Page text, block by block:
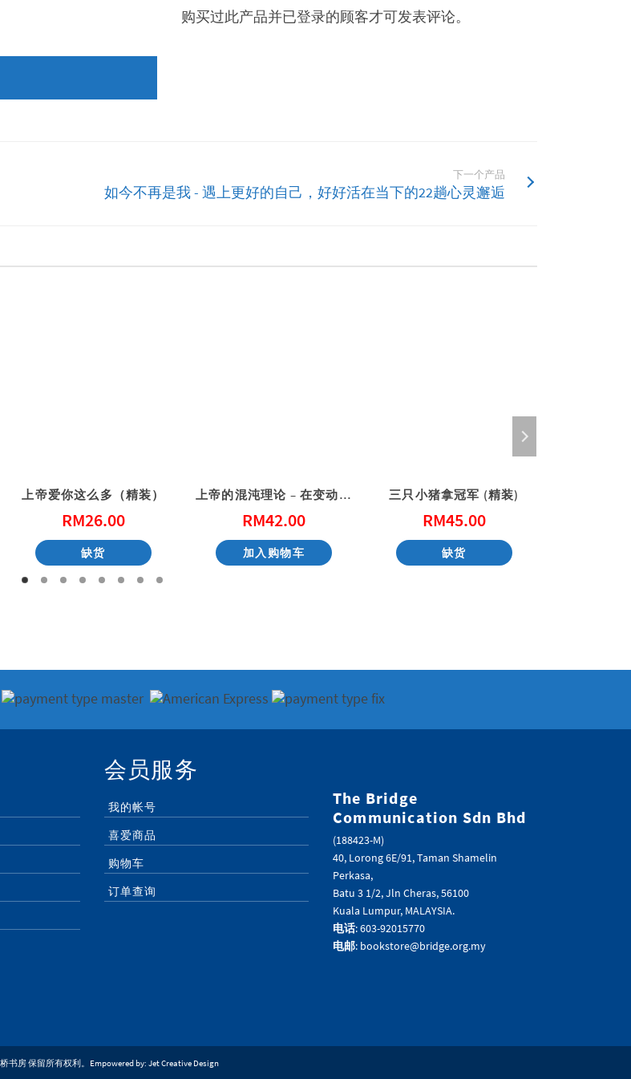
购买过此产品并已登录的顾客才可发表评论。
下一个产品
如今不再是我 - 遇上更好的自己，好好活在当下的22趟心灵邂逅
上帝爱你这么多（精装）
RM26.00
缺货
上帝的混沌理论 – 在变动中赐予新生命
RM42.00
加入购物车
三只小猪拿冠军 (精装)
RM45.00
缺货
会员服务
我的帐号
喜爱商品
购物车
订单查询
The Bridge
Communication Sdn Bhd
(188423-M)
40, Lorong 6E/91, Taman Shamelin
Perkasa,
Batu 3 1/2, Jln Cheras, 56100
Kuala Lumpur, MALAYSIA.
电话: 603-92015770
电邮: bookstore@bridge.org.my
书房 保留所有权利。Empowered by: Jet Creative Design